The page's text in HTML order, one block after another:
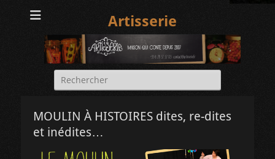
Artisserie
Rechercher :
MOULIN À HISTOIRES dites, re-dites
et inédites…